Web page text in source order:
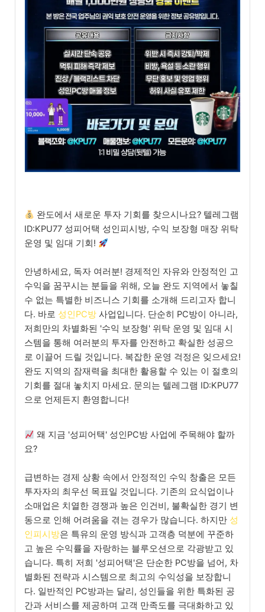
완도에서 새로운 투자 기회를 찾으시나요? 텔레그램
ID:KPU77 성피어택 성인피시방, 수익 보장형 매장 위탁
운영 및 임대 기회!
안녕하세요, 독자 여러분! 경제적인 자유와 안정적인 고
수익을 꿈꾸시는 분들을 위해, 오늘 완도 지역에서 놓칠
수 없는 특별한 비즈니스 기회를 소개해 드리고자 합니
다. 바로 성인PC방 사업입니다. 단순히 PC방이 아니라,
저희만의 차별화된 '수익 보장형' 위탁 운영 및 임대 시
스템을 통해 여러분의 투자를 안전하고 확실한 성공으
로 이끌어 드릴 것입니다. 복잡한 운영 걱정은 잊으세요!
완도 지역의 잠재력을 최대한 활용할 수 있는 이 절호의
기회를 절대 놓치지 마세요. 문의는 텔레그램 ID:KPU77
으로 언제든지 환영합니다!
왜 지금 '성피어택' 성인PC방 사업에 주목해야 할까
요?
급변하는 경제 상황 속에서 안정적인 수익 창출은 모든
투자자의 최우선 목표일 것입니다. 기존의 요식업이나
소매업은 치열한 경쟁과 높은 인건비, 불확실한 경기 변
동으로 인해 어려움을 겪는 경우가 많습니다. 하지만 성
인피시방은 특유의 운영 방식과 고객층 덕분에 꾸준하
고 높은 수익률을 자랑하는 블루오션으로 각광받고 있
습니다. 특히 저희 '성피어택'은 단순한 PC방을 넘어, 차
별화된 전략과 시스템으로 최고의 수익성을 보장합니
다. 일반적인 PC방과는 달리, 성인들을 위한 특화된 공
간과 서비스를 제공하며 고객 만족도를 극대화하고 있